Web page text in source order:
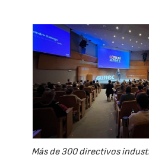
Más de 300 directivos